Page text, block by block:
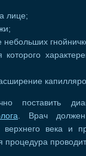
лице;
которого
поставить
. Врач должен
века и
процедура